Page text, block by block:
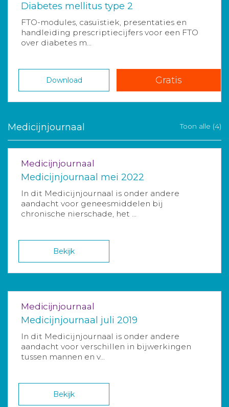
Diabetes mellitus type 2
FTO-modules, casuïstiek, presentaties en
handleiding prescriptiecijfers voor een FTO
over diabetes m...
Download Gratis
Medicijnjournaal Toon alle (4)
Medicijnjournaal
Medicijnjournaal mei 2022
In dit Medicijnjournaal is onder andere
aandacht voor geneesmiddelen bij
chronische nierschade, het ...
Bekijk
Medicijnjournaal
Medicijnjournaal juli 2019
In dit Medicijnjournaal is onder andere
aandacht voor verschillen in bijwerkingen
tussen mannen en v...
Bekijk